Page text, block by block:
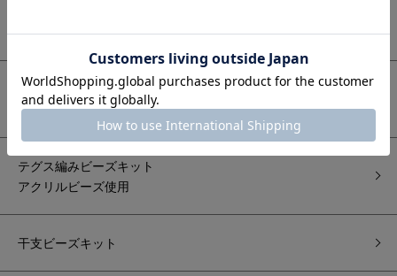
クリスタルガラスビーズ使用
テグス編みビーズキット
チェコFP使用
テグス編みビーズキット
アクリルビーズ使用
干支ビーズキット